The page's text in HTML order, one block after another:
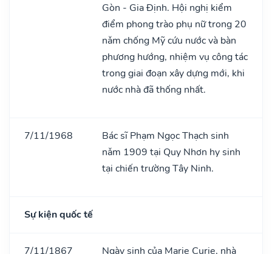
Gòn - Gia Định. Hội nghị kiểm
điểm phong trào phụ nữ trong 20
nǎm chống Mỹ cứu nước và bàn
phương hướng, nhiệm vụ công tác
trong giai đoạn xây dựng mới, khi
nước nhà đã thống nhất.
7/11/1968
Bác sĩ Phạm Ngọc Thạch sinh
nǎm 1909 tại Quy Nhơn hy sinh
tại chiến trường Tây Ninh.
Sự kiện quốc tế
7/11/1867
Ngày sinh của Marie Curie, nhà